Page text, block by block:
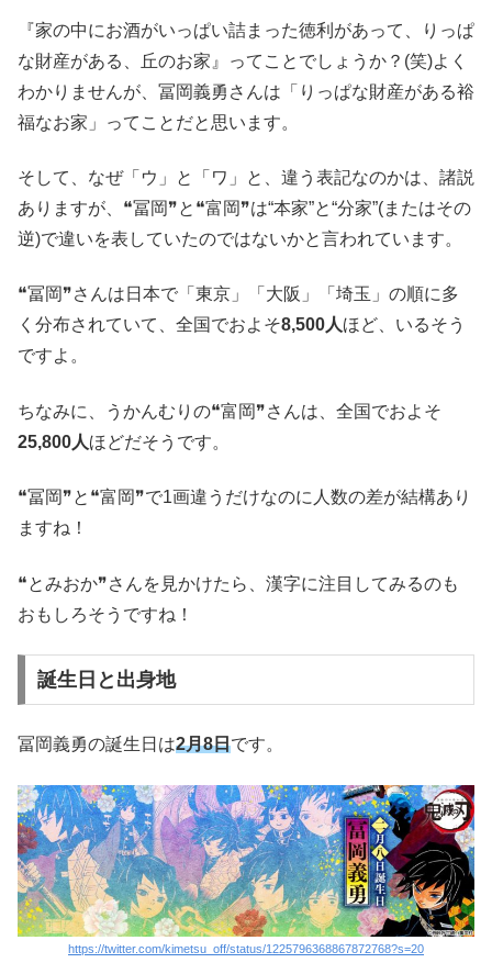
『家の中にお酒がいっぱい詰まった徳利があって、りっぱ
な財産がある、丘のお家』ってことでしょうか？(笑)よく
わかりませんが、冨岡義勇さんは「りっぱな財産がある裕
福なお家」ってことだと思います。
そして、なぜ「ウ」と「ワ」と、違う表記なのかは、諸説
ありますが、❝冨岡❞と❝富岡❞は“本家”と“分家”(またはその
逆)で違いを表していたのではないかと言われています。
❝冨岡❞さんは日本で「東京」「大阪」「埼玉」の順に多
く分布されていて、全国でおよそ8,500人ほど、いるそう
ですよ。
ちなみに、うかんむりの❝富岡❞さんは、全国でおよそ
25,800人ほどだそうです。
❝冨岡❞と❝富岡❞で1画違うだけなのに人数の差が結構あり
ますね！
❝とみおか❞さんを見かけたら、漢字に注目してみるのも
おもしろそうですね！
誕生日と出身地
冨岡義勇の誕生日は2月8日です。
https://twitter.com/kimetsu_off/status/1225796368867872768?s=20